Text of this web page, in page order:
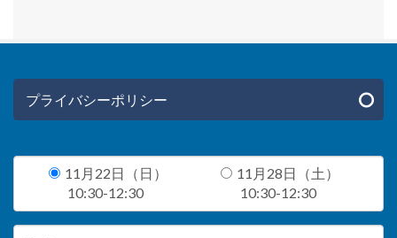
プライバシーポリシー
11月22日（日）
10:30-12:30
11月28日（土）
10:30-12:30